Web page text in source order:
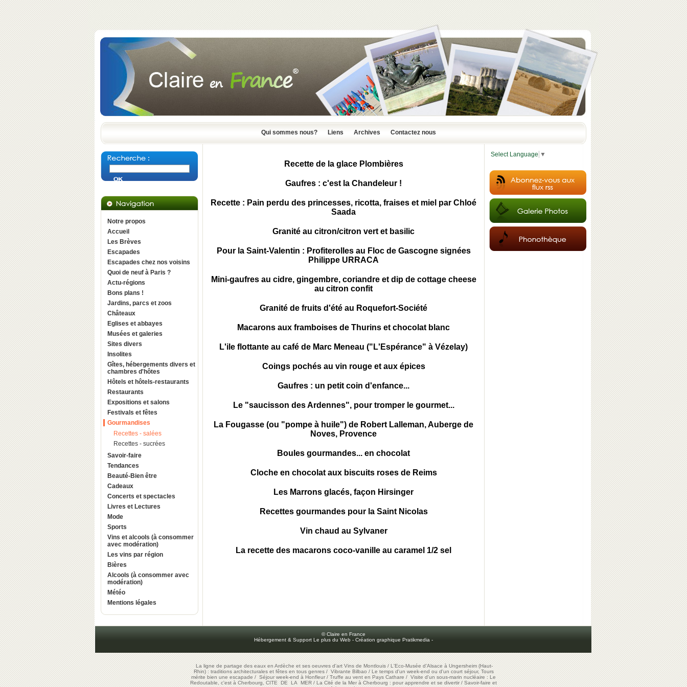
Qui sommes nous? Liens Archives Contactez nous
Notre propos
Accueil
Les Brèves
Escapades
Escapades chez nos voisins
Quoi de neuf à Paris ?
Actu-régions
Bons plans !
Jardins, parcs et zoos
Châteaux
Eglises et abbayes
Musées et galeries
Sites divers
Insolites
Gîtes, hébergements divers et
chambres d'hôtes
Hôtels et hôtels-restaurants
Restaurants
Expositions et salons
Festivals et fêtes
Gourmandises
Recettes - salées
Recettes - sucrées
Savoir-faire
Tendances
Beauté-Bien être
Cadeaux
Concerts et spectacles
Livres et Lectures
Mode
Sports
Vins et alcools (à consommer
avec modération)
Les vins par région
Bières
Alcools (à consommer avec
modération)
Météo
Mentions légales
Recette de la glace Plombières
Gaufres : c'est la Chandeleur !
Recette : Pain perdu des princesses, ricotta, fraises et miel par Chloé
Saada
Granité au citron/citron vert et basilic
Pour la Saint-Valentin : Profiterolles au Floc de Gascogne signées
Philippe URRACA
Mini-gaufres au cidre, gingembre, coriandre et dip de cottage cheese
au citron confit
Granité de fruits d'été au Roquefort-Société
Macarons aux framboises de Thurins et chocolat blanc
L'ile flottante au café de Marc Meneau ("L'Espérance" à Vézelay)
Coings pochés au vin rouge et aux épices
Gaufres : un petit coin d'enfance...
Le "saucisson des Ardennes", pour tromper le gourmet...
La Fougasse (ou "pompe à huile") de Robert Lalleman, Auberge de
Noves, Provence
Boules gourmandes... en chocolat
Cloche en chocolat aux biscuits roses de Reims
Les Marrons glacés, façon Hirsinger
Recettes gourmandes pour la Saint Nicolas
Vin chaud au Sylvaner
La recette des macarons coco-vanille au caramel 1/2 sel
Select Language ▼
© Claire en France
Hébergement & Support Le plus du Web - Création graphique Pratikmedia -
La ligne de partage des eaux en Ardèche et ses oeuvres d'art Vins de Montlouis/L'Eco-Musée d'Alsace à Ungersheim (Haut-
Rhin) : traditions architecturales et fêtes en tous genres/Vibrante Bilbao/Le temps d'un week-end ou d'un court séjour, Tours
mérite bien une escapade/Séjour week-end à Honfleur/Truffe au vent en Pays Cathare/Visite d'un sous-marin nucléaire : Le
Redoutable, c'est à Cherbourg, CITE DE LA MER/La Cité de la Mer à Cherbourg : pour apprendre et se divertir/Savoir-faire et